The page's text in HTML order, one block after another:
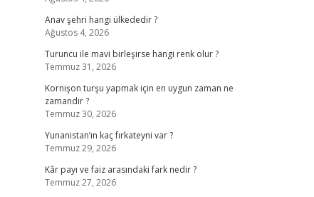
Anav şehri hangi ülkededir ?
Ağustos 4, 2026
Turuncu ile mavi birleşirse hangi renk olur ?
Temmuz 31, 2026
Kornişon turşu yapmak için en uygun zaman ne
zamandır ?
Temmuz 30, 2026
Yunanistan’ın kaç fırkateyni var ?
Temmuz 29, 2026
Kâr payı ve faiz arasındaki fark nedir ?
Temmuz 27, 2026